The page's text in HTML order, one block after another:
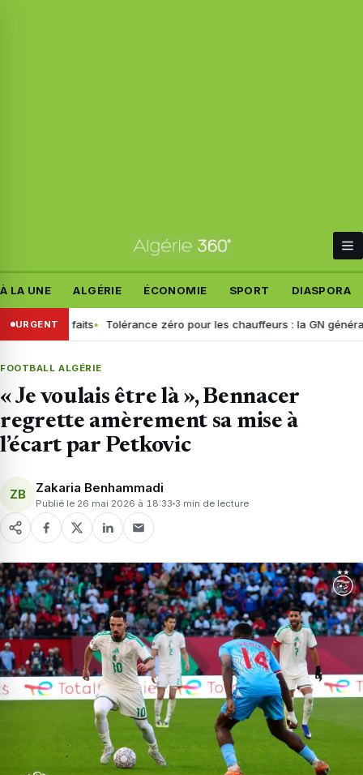
À LA UNE ALGÉRIE ÉCONOMIE SPORT DIASPORA
URGENT
les faits Tolérance zéro pour les chauffeurs : la GN généralise le
FOOTBALL ALGÉRIE
« Je voulais être là », Bennacer
regrette amèrement sa mise à
l’écart par Petkovic
ZB Zakaria Benhammadi
Publié le 26 mai 2026 à 18:33 3 min de lecture